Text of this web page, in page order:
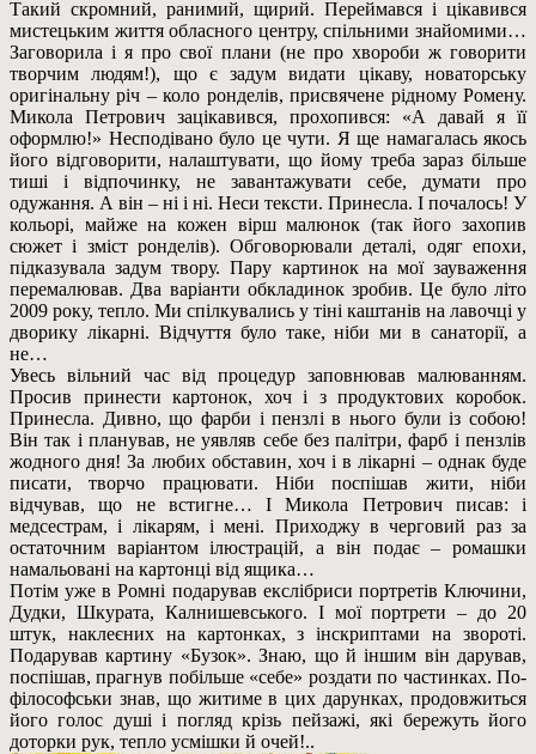
Такий скромний, ранимий, щирий. Переймався і цікавився
мистецьким життя обласного центру, спільними знайомими…
Заговорила і я про свої плани (не про хвороби ж говорити
творчим людям!), що є задум видати цікаву, новаторську
оригінальну річ – коло ронделів, присвячене рідному Ромену.
Микола Петрович зацікавився, прохопився: «А давай я її
оформлю!» Несподівано було це чути. Я ще намагалась якось
його відговорити, налаштувати, що йому треба зараз більше
тиші і відпочинку, не завантажувати себе, думати про
одужання. А він – ні і ні. Неси тексти. Принесла. І почалось! У
кольорі, майже на кожен вірш малюнок (так його захопив
сюжет і зміст ронделів). Обговорювали деталі, одяг епохи,
підказувала задум твору. Пару картинок на мої зауваження
перемалював. Два варіанти обкладинок зробив. Це було літо
2009 року, тепло. Ми спілкувались у тіні каштанів на лавочці у
дворику лікарні. Відчуття було таке, ніби ми в санаторії, а
не…
Увесь вільний час від процедур заповнював малюванням.
Просив принести картонок, хоч і з продуктових коробок.
Принесла. Дивно, що фарби і пензлі в нього були із собою!
Він так і планував, не уявляв себе без палітри, фарб і пензлів
жодного дня! За любих обставин, хоч і в лікарні – однак буде
писати, творчо працювати. Ніби поспішав жити, ніби
відчував, що не встигне… І Микола Петрович писав: і
медсестрам, і лікарям, і мені. Приходжу в черговий раз за
остаточним варіантом ілюстрацій, а він подає – ромашки
намальовані на картонці від ящика…
Потім уже в Ромні подарував екслібриси портретів Ключини,
Дудки, Шкурата, Калнишевського. І мої портрети – до 20
штук, наклеєних на картонках, з інскриптами на звороті.
Подарував картину «Бузок». Знаю, що й іншим він дарував,
поспішав, прагнув побільше «себе» роздати по частинках. По-
філософськи знав, що житиме в цих дарунках, продовжиться
його голос душі і погляд крізь пейзажі, які бережуть його
доторки рук, тепло усмішки й очей!..